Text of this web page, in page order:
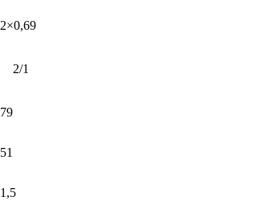
2×0,69
2/1
79
51
1,5